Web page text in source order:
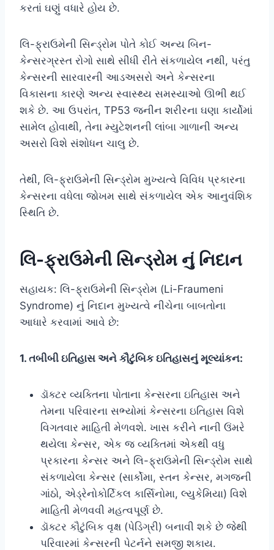
કરતાં ઘણું વધારે હોય છે.
લિ-ફ્રાઉમેની સિન્ડ્રોમ પોતે કોઈ અન્ય બિન-
કેન્સરગ્રસ્ત રોગો સાથે સીધી રીતે સંકળાયેલ નથી, પરંતુ
કેન્સરની સારવારની આડઅસરો અને કેન્સરના
વિકાસના કારણે અન્ય સ્વાસ્થ્ય સમસ્યાઓ ઊભી થઈ
શકે છે. આ ઉપરાંત, TP53 જનીન શરીરના ઘણા કાર્યોમાં
સામેલ હોવાથી, તેના મ્યુટેશનની લાંબા ગાળાની અન્ય
અસરો વિશે સંશોધન ચાલુ છે.
તેથી, લિ-ફ્રાઉમેની સિન્ડ્રોમ મુખ્યત્વે વિવિધ પ્રકારના
કેન્સરના વધેલા જોખમ સાથે સંકળાયેલ એક આનુવંશિક
સ્થિતિ છે.
લિ-ફ્રાઉમેની સિન્ડ્રોમ નું નિદાન
સહાયક: લિ-ફ્રાઉમેની સિન્ડ્રોમ (Li-Fraumeni
Syndrome) નું નિદાન મુખ્યત્વે નીચેના બાબતોના
આધારે કરવામાં આવે છે:
1. તબીબી ઇતિહાસ અને કૌટુંબિક ઇતિહાસનું મૂલ્યાંકન:
ડૉક્ટર વ્યક્તિના પોતાના કેન્સરના ઇતિહાસ અને
તેમના પરિવારના સભ્યોમાં કેન્સરના ઇતિહાસ વિશે
વિગતવાર માહિતી મેળવશે. ખાસ કરીને નાની ઉંમરે
થયેલા કેન્સર, એક જ વ્યક્તિમાં એકથી વધુ
પ્રકારના કેન્સર અને લિ-ફ્રાઉમેની સિન્ડ્રોમ સાથે
સંકળાયેલા કેન્સર (સાર્કોમા, સ્તન કેન્સર, મગજની
ગાંઠો, એડ્રેનોકોર્ટિકલ કાર્સિનોમા, લ્યુકેમિયા) વિશે
માહિતી મેળવવી મહત્વપૂર્ણ છે.
ડૉક્ટર કૌટુંબિક વૃક્ષ (પેડિગ્રી) બનાવી શકે છે જેથી
પરિવારમાં કેન્સરની પેટર્નને સમજી શકાય.